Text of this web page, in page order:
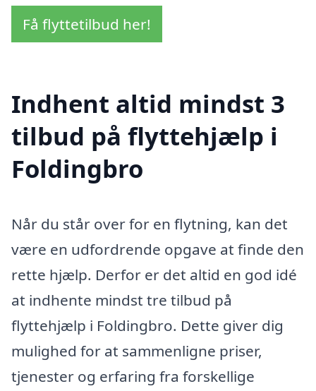
Få flyttetilbud her!
Indhent altid mindst 3
tilbud på flyttehjælp i
Foldingbro
Når du står over for en flytning, kan det
være en udfordrende opgave at finde den
rette hjælp. Derfor er det altid en god idé
at indhente mindst tre tilbud på
flyttehjælp i Foldingbro. Dette giver dig
mulighed for at sammenligne priser,
tjenester og erfaring fra forskellige